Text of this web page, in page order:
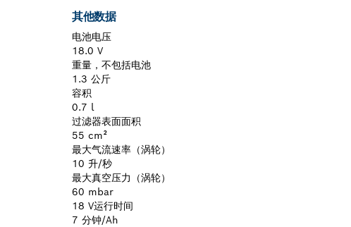
其他数据
电池电压
18.0 V
重量，不包括电池
1.3 公斤
容积
0.7 l
过滤器表面面积
55 cm²
最大气流速率（涡轮）
10 升/秒
最大真空压力（涡轮）
60 mbar
18 V运行时间
7 分钟/Ah